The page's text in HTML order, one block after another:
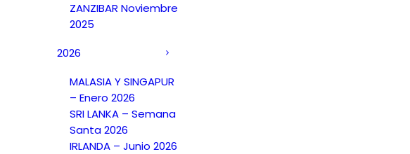
ZANZIBAR Noviembre
2025
2026
MALASIA Y SINGAPUR
– Enero 2026
SRI LANKA – Semana
Santa 2026
IRLANDA – Junio 2026